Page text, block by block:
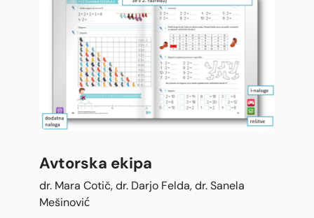
Avtorska ekipa
dr. Mara Cotič, dr. Darjo Felda, dr. Sanela
Mešinović